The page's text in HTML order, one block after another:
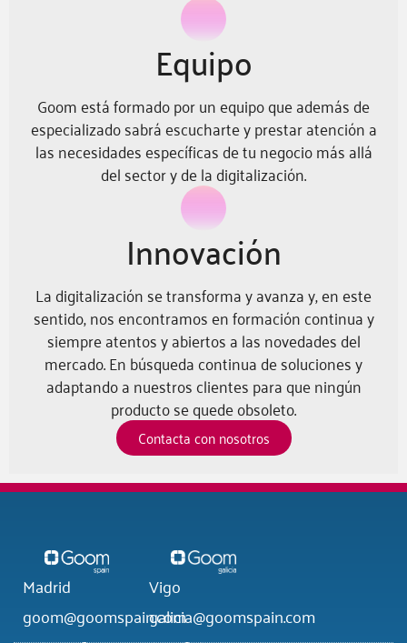
Equipo
Goom está formado por un equipo que además de
especializado sabrá escucharte y prestar atención a
las necesidades específicas de tu negocio más allá
del sector y de la digitalización.
Innovación
La digitalización se transforma y avanza y, en este
sentido, nos encontramos en formación continua y
siempre atentos y abiertos a las novedades del
mercado. En búsqueda continua de soluciones y
adaptando a nuestros clientes para que ningún
producto se quede obsoleto.
Contacta con nosotros
Madrid
goom@goomspain.com
Vigo
galicia@goomspain.com